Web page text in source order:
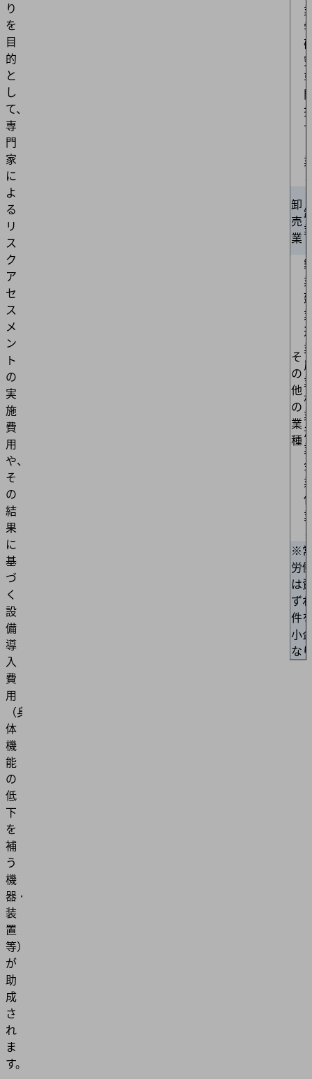
り
を
目
的
と
し
て、
専
門
家
に
よ
る
リ
ス
ク
ア
セ
ス
メ
ン
ト
の
実
施
費
用
や、
そ
の
結
果
に
基
づ
く
設
備
導
入
費
用
（身
体
機
能
の
低
下
を
補
う
機
器・
装
置
等）
が
助
成
さ
れ
ま
す。
卸
売
業
そ
の
他
の
業
種
※
労
は
ず
件
小
な